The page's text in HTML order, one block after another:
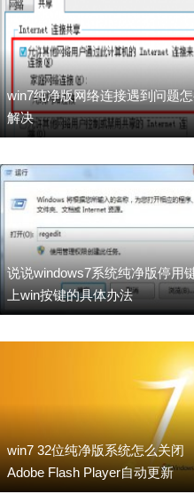
win7纯净版网络连接遇到问题怎
解决
说说windows7系统纯净版停用
上win按键的具体办法
win7 32位纯净版系统怎么关闭
Adobe Flash Player自动更新